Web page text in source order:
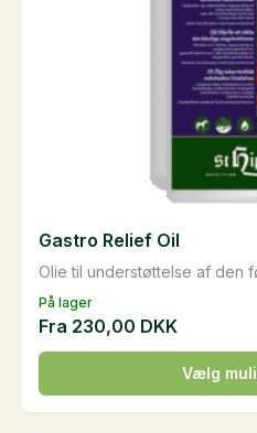
På lager
Olie til understøttelse af den
Gastro Relief Oil
Fra 230,00 DKK
Vælg
Dette
vare
har